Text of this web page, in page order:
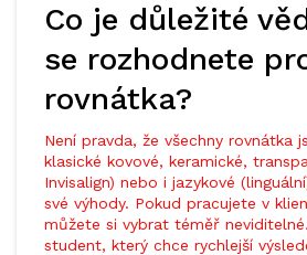
Co je důležité
se rozhodnete
rovnátka?
Není pravda, že všechny rovnátka
klasické kovové, keramické,
Invisalign) nebo i jazykové
své výhody. Pokud pracujete v
můžete si vybrat téměř
student, který chce rychlejší